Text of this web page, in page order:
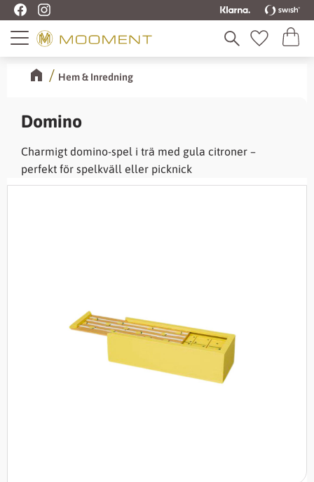
Meny Favoriter
Hem & Inredning
Domino
Charmigt domino-spel i trä med gula citroner –
perfekt för spelkväll eller picknick